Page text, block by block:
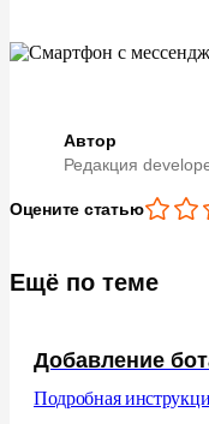
Автор
Редакция
Оцените статью
Ещё по теме
Добавление
Подробная